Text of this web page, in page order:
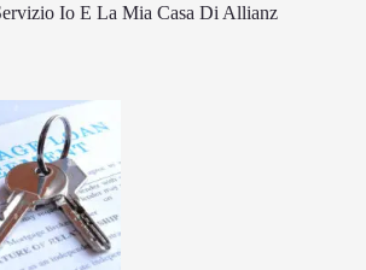
Io E La Mia Casa Di Allianz